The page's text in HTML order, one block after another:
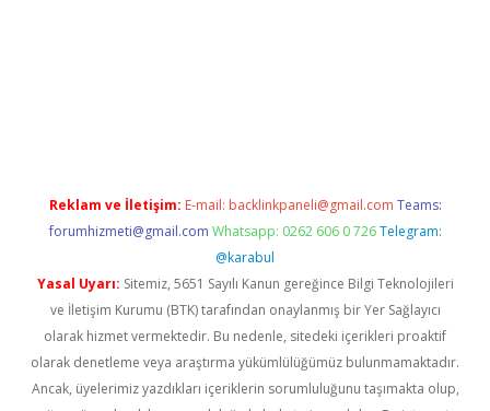
Reklam ve İletişim: E-mail: backlinkpaneli@gmail.com Teams:
forumhizmeti@gmail.com Whatsapp: 0262 606 0 726 Telegram:
@karabul
Yasal Uyarı: Sitemiz, 5651 Sayılı Kanun gereğince Bilgi Teknolojileri
ve İletişim Kurumu (BTK) tarafından onaylanmış bir Yer Sağlayıcı
olarak hizmet vermektedir. Bu nedenle, sitedeki içerikleri proaktif
olarak denetleme veya araştırma yükümlülüğümüz bulunmamaktadır.
Ancak, üyelerimiz yazdıkları içeriklerin sorumluluğunu taşımakta olup,